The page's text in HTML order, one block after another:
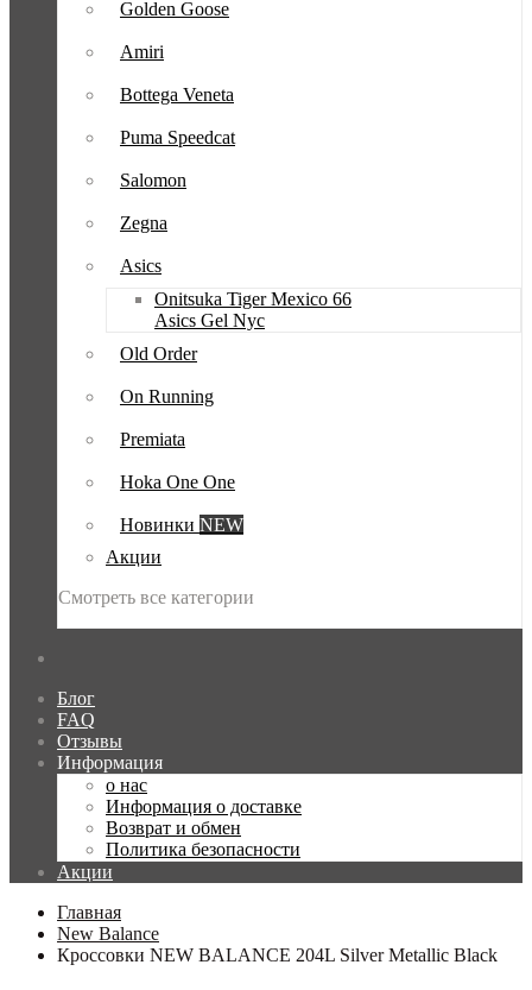
Golden Goose
Amiri
Bottega Veneta
Puma Speedcat
Salomon
Zegna
Asics
Onitsuka Tiger Mexico 66
Asics Gel Nyc
Old Order
On Running
Premiata
Hoka One One
Новинки NEW
Акции
Смотреть все категории
Блог
FAQ
Отзывы
Информация
о нас
Информация о доставке
Возврат и обмен
Политика безопасности
Акции
Главная
New Balance
Кроссовки NEW BALANCE 204L Silver Metallic Black